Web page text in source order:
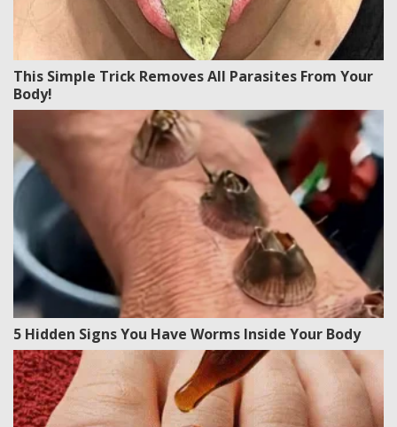
This Simple Trick Removes All Parasites From Your
Body!
5 Hidden Signs You Have Worms Inside Your Body